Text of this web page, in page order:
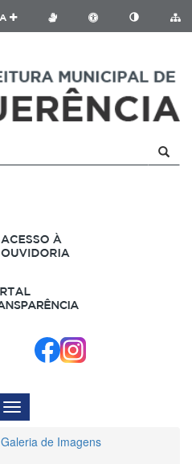
A
Menu
de
Navegação
Galeria de Imagens